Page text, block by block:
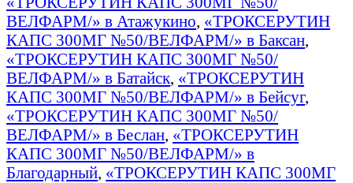
ВЕЛФАРМ/» в Атажукино, «ТРОКСЕРУТИН
КАПС 300МГ №50/ВЕЛФАРМ/» в Баксан,
«ТРОКСЕРУТИН КАПС 300МГ №50/
ВЕЛФАРМ/» в Батайск, «ТРОКСЕРУТИН
КАПС 300МГ №50/ВЕЛФАРМ/» в Бейсуг,
«ТРОКСЕРУТИН КАПС 300МГ №50/
ВЕЛФАРМ/» в Беслан, «ТРОКСЕРУТИН
КАПС 300МГ №50/ВЕЛФАРМ/» в
Благодарный, «ТРОКСЕРУТИН КАПС 300МГ